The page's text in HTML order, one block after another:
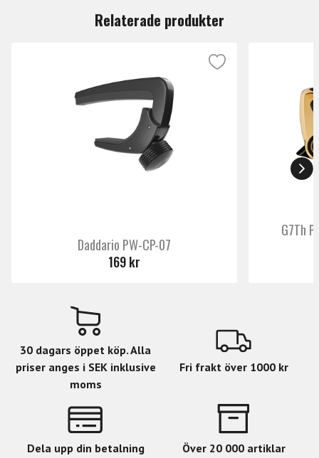
Relaterade produkter
Daddario PW-CP-07
169 kr
G7Th
30 dagars öppet köp. Alla
priser anges i SEK inklusive
moms
Fri frakt över 1000 kr
Dela upp din betalning Över 20 000 artiklar